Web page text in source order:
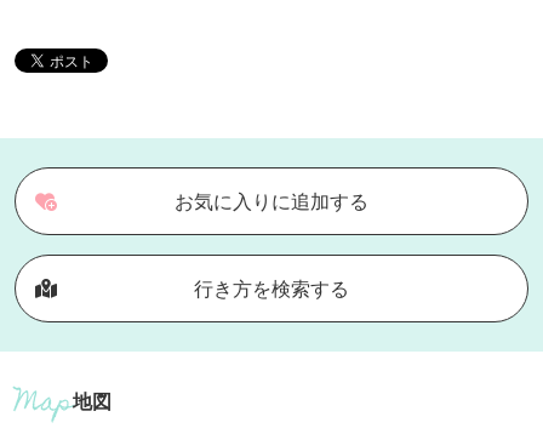
お気に入りに追加する
行き方を検索する
地図